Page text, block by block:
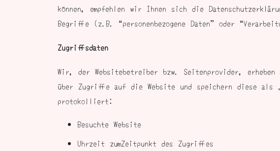
können, empfehlen wir Ihnen sich die
Begriffe (z.B. “personenbezogene Daten” oder
Zugriffsdaten
Wir, der Websitebetreiber bzw. Seitenprovider,
über Zugriffe auf die Website und speichern diese als
protokolliert:
Besuchte Website
Uhrzeit zumZeitpunkt des Zugriffes